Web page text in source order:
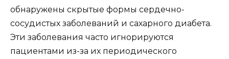
обнаружены скрытые формы сердечно-
сосудистых заболеваний и сахарного диабета.
Эти заболевания часто игнорируются
пациентами из-за их периодического